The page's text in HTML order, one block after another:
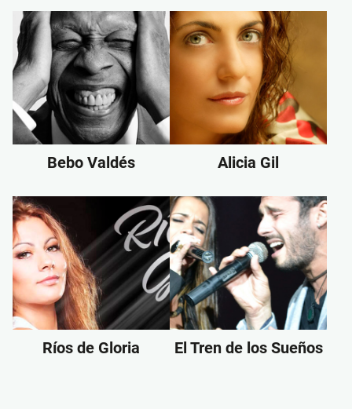
Bebo Valdés Alicia Gil
Ríos de Gloria El Tren de los Sueños